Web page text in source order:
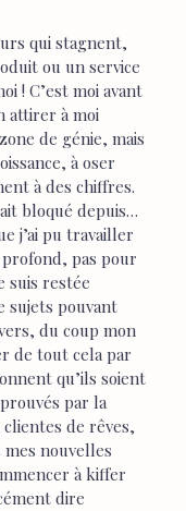
qui stagnent,
ou un service
! C’est moi avant
attirer à moi
de génie, mais
à oser
à des chiffres.
bloqué depuis…
j’ai pu travailler
pas pour
suis restée
sujets pouvant
du coup mon
de tout cela par
qu’ils soient
par la
clientes de rêves,
mes nouvelles
à kiffer
dire